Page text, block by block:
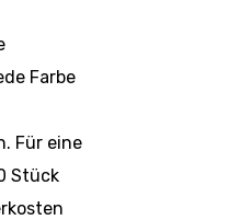
Farbe
Für eine
Stück